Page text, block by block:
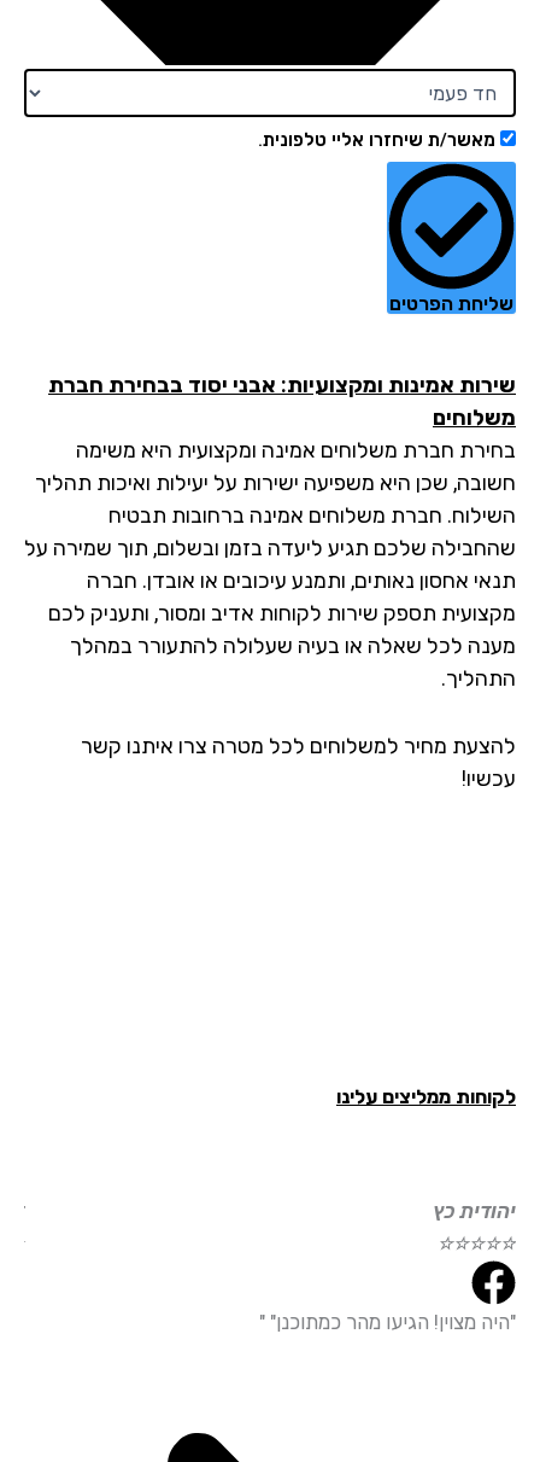
מאשר/ת שיחזרו אליי טלפונית.
הפרטים
אמינות ומקצועיות: אבני יסוד בבחירת חברת
חברת משלוחים אמינה ומקצועית היא משימה
שכן היא משפיעה ישירות על יעילות ואיכות תהליך
חברת משלוחים אמינה ברחובות תבטיח
שלכם תגיע ליעדה בזמן ובשלום, תוך שמירה על
אחסון נאותים, ותמנע עיכובים או אובדן. חברה
תספק שירות לקוחות אדיב ומסור, ותעניק לכם
לכל שאלה או בעיה שעלולה להתעורר במהלך
מחיר למשלוחים לכל מטרה צרו איתנו קשר
ממליצים עלינו
כץ
☆
☆
☆
מצוין! הגיעו מהר כמתוכנן" "
דוד
☆